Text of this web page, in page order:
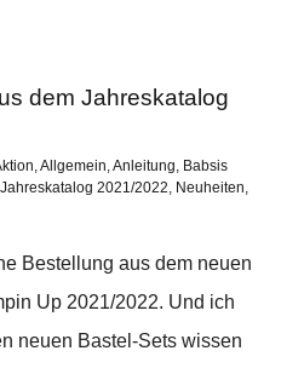
dem Jahreskatalog
,Allgemein,Anleitung, Babsis
Jahreskatalog 2021/2022, Neuheiten,
Bestellung aus dem neuen
Up 2021/2022. Und ich
neuen Bastel-Sets wissen